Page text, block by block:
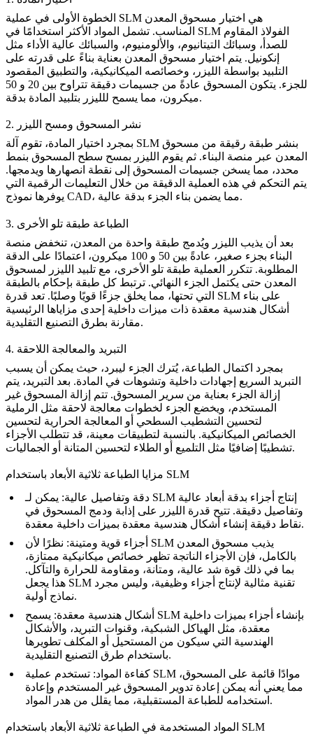
الخطوة الأولى في عملية SLM هي اختيار مسحوق المعدن
المناسب. تشمل المواد الأكثر استخدامًا في SLM الفولاذ المقاوم
للصدأ ، وسبائك التيتانيوم، والألومنيوم، والسبائك عالية الأداء مثل
إنكونيل. يتم اختيار مسحوق المعدن بعناية بناءً على قدرته على
التلبيد بواسطة الليزر، وخصائصه الميكانيكية، والتطبيق المقصود
للجزء. يتكون المسحوق عادةً من جسيمات دقيقة تتراوح بين 20 و 50
ميكرون، مما يسمح للليزر بتلبيد المادة بدقة.
2. نشر المسحوق ومسح الليزر
بمجرد اختيار المادة، تقوم آلة SLM بنشر طبقة رقيقة من مسحوق
المعدن عبر منصة البناء. ثم يقوم الليزر بمسح سطح المسحوق بنمط
محدد، مما يسخن جسيمات المسحوق إلى نقطة انصهارها ويدمجها.
يتم التحكم في هذه العملية الدقيقة من خلال التعليمات الرقمية التي
يوفرها نموذج CAD ، مما يضمن بناء الجزء بدقة عالية.
3. الطباعة طبقة تلو الأخرى
بعد أن يذيب الليزر ويُدمج طبقة واحدة من المعدن، تنخفض منصة
البناء بجزء صغير، عادةً بين 50 و 100 ميكرون، اعتمادًا على الدقة
المطلوبة. تتكرر العملية طبقة تلو الأخرى، مع تلبيد الليزر لمسحوق
المعدن حتى يكتمل الجزء النهائي. ترتبط كل طبقة بإحكام بالطبقة
التي تحتها، مما يخلق جزءًا قويًا وصلبًا. تعد قدرة SLM على بناء
أشكال هندسية معقدة ذات ميزات داخلية إحدى مزاياها الرئيسية
مقارنة بطرق التصنيع التقليدية.
4. التبريد والمعالجة اللاحقة
بمجرد اكتمال الطباعة، يُترك الجزء ليبرد، حيث يمكن أن يسبب
التبريد السريع إجهادات داخلية وتشوهات في المادة. بعد التبريد، يتم
إزالة الجزء بعناية من سرير المسحوق. تتم إزالة المسحوق غير
المستخدم، ويخضع الجزء لخطوات معالجة لاحقة مثل الرملية
لتحسين التشطيب السطحي أو المعالجة الحرارية لتحسين
الخصائص الميكانيكية. بالنسبة لتطبيقات معينة، قد تتطلب الأجزاء
تشطيبًا إضافيًا مثل التلميع أو الطلاء لتحسين المتانة أو الجماليات.
مزايا الطباعة ثلاثية الأبعاد باستخدام SLM
دقة وتفاصيل عالية: يمكن لـ SLM إنتاج أجزاء بدقة أبعاد عالية
وتفاصيل دقيقة. تتيح قدرة الليزر على إذابة ودمج المسحوق في
نقاط دقيقة إنشاء أشكال هندسية معقدة بميزات داخلية معقدة.
أجزاء قوية ومتينة: نظرًا لأن SLM يذيب مسحوق المعدن
بالكامل، فإن الأجزاء الناتجة تظهر خصائص ميكانيكية ممتازة،
بما في ذلك قوة شد عالية، ومتانة، ومقاومة للحرارة والتآكل.
هذا يجعل SLM تقنية مثالية لإنتاج أجزاء وظيفية، وليس مجرد
نماذج أولية.
أشكال هندسية معقدة: يسمح SLM بإنشاء أجزاء بميزات داخلية
معقدة، مثل الهياكل الشبكية، وقنوات التبريد، والأشكال
الهندسية التي سيكون من المستحيل أو المكلف تطويرها
باستخدام طرق التصنيع التقليدية.
كفاءة المواد: تستخدم عملية SLM موادًا قائمة على المسحوق،
مما يعني أنه يمكن إعادة تدوير المسحوق غير المستخدم وإعادة
استخدامه للطباعة المستقبلية، مما يقلل من هدر المواد.
المواد المستخدمة في الطباعة ثلاثية الأبعاد باستخدام SLM